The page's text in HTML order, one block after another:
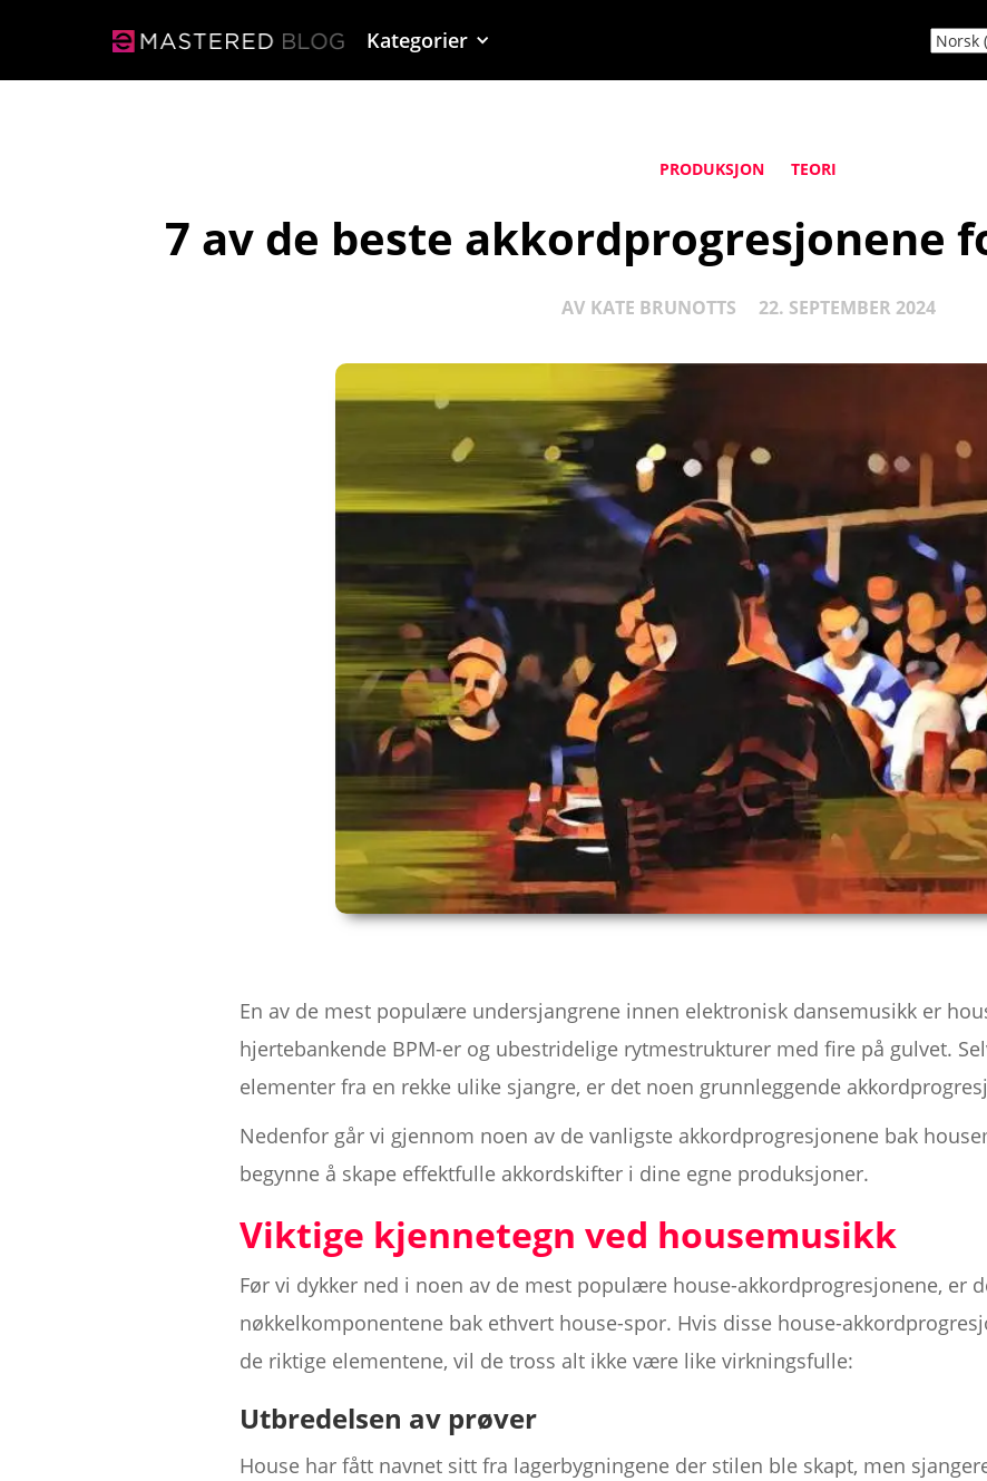
Kategorier
PRODUKSJON TEORI
7 av de beste akkordprogresjonene
AV KATE BRUNOTTS 22. SEPTEMBER 2024
En av de mest populære undersjangrene innen elektronisk dansemusikk er
hjertebankende BPM-er og ubestridelige rytmestrukturer med fire på gulvet.
elementer fra en rekke ulike sjangre, er det noen grunnleggende
Nedenfor går vi gjennom noen av de vanligste akkordprogresjonene bak
begynne å skape effektfulle akkordskifter i dine egne produksjoner.
Viktige kjennetegn ved housemusikk
Før vi dykker ned i noen av de mest populære house-akkordprogresjonene, er
nøkkelkomponentene bak ethvert house-spor. Hvis disse house-
de riktige elementene, vil de tross alt ikke være like virkningsfulle:
Utbredelsen av prøver
House har fått navnet sitt fra lagerbygningene der stilen ble skapt, men